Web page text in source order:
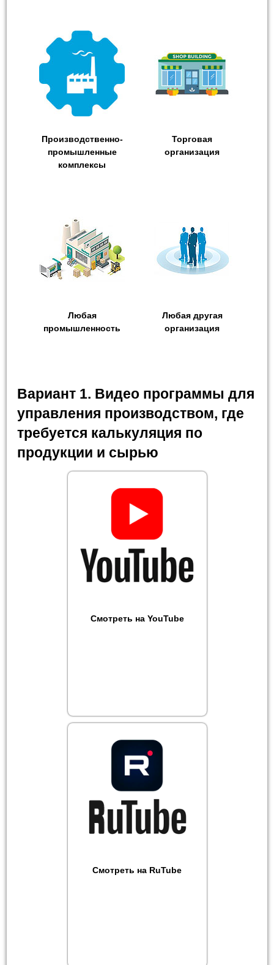
Производственно-
промышленные
комплексы
Торговая
организация
Любая
промышленность
Любая другая
организация
Вариант 1. Видео программы для
управления производством, где
требуется калькуляция по
продукции и сырью
Смотреть на YouTube
Смотреть на RuTube